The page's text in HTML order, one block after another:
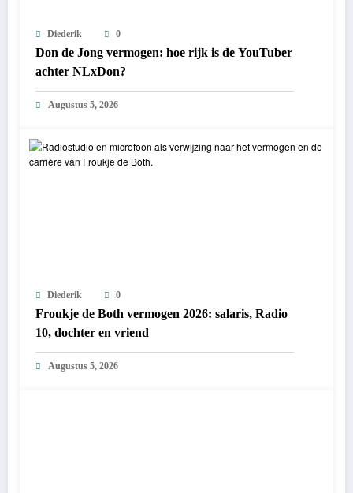
Diederik 0
Don de Jong vermogen: hoe rijk is de YouTuber
achter NLxDon?
Augustus 5, 2026
Diederik 0
Froukje de Both vermogen 2026: salaris, Radio
10, dochter en vriend
Augustus 5, 2026